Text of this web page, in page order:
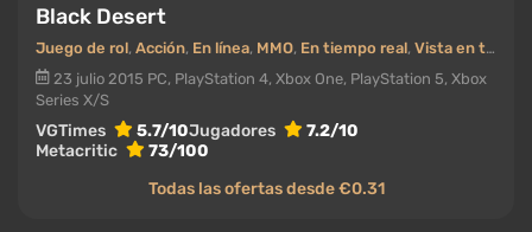
Black Desert
Juego de rol, Acción, En línea, MMO, En tiempo real, Vista en tercera persona
23 julio 2015 PC, PlayStation 4, Xbox One, PlayStation 5, Xbox
Series X/S
VGTimes 5.7/10Jugadores
7.2/10
Metacritic
73/100
Todas las ofertas desde €0.31